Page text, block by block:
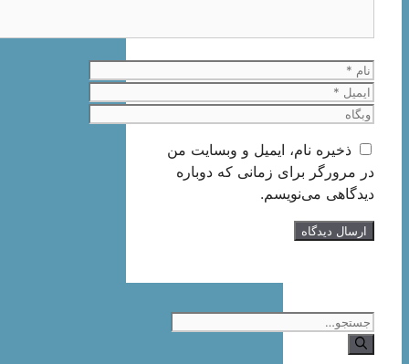
نام
ایمیل
وبگاه
ذخیره نام، ایمیل و وبسایت من
در مرورگر برای زمانی که دوباره
دیدگاهی می‌نویسم.
جستجوی